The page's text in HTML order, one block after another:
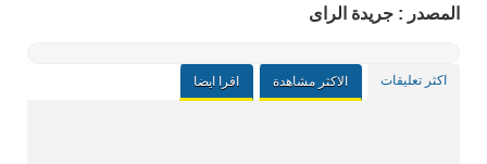
المصدر : جريدة الراى
اكثر تعليقات الاكثر مشاهدة اقرا ايضا